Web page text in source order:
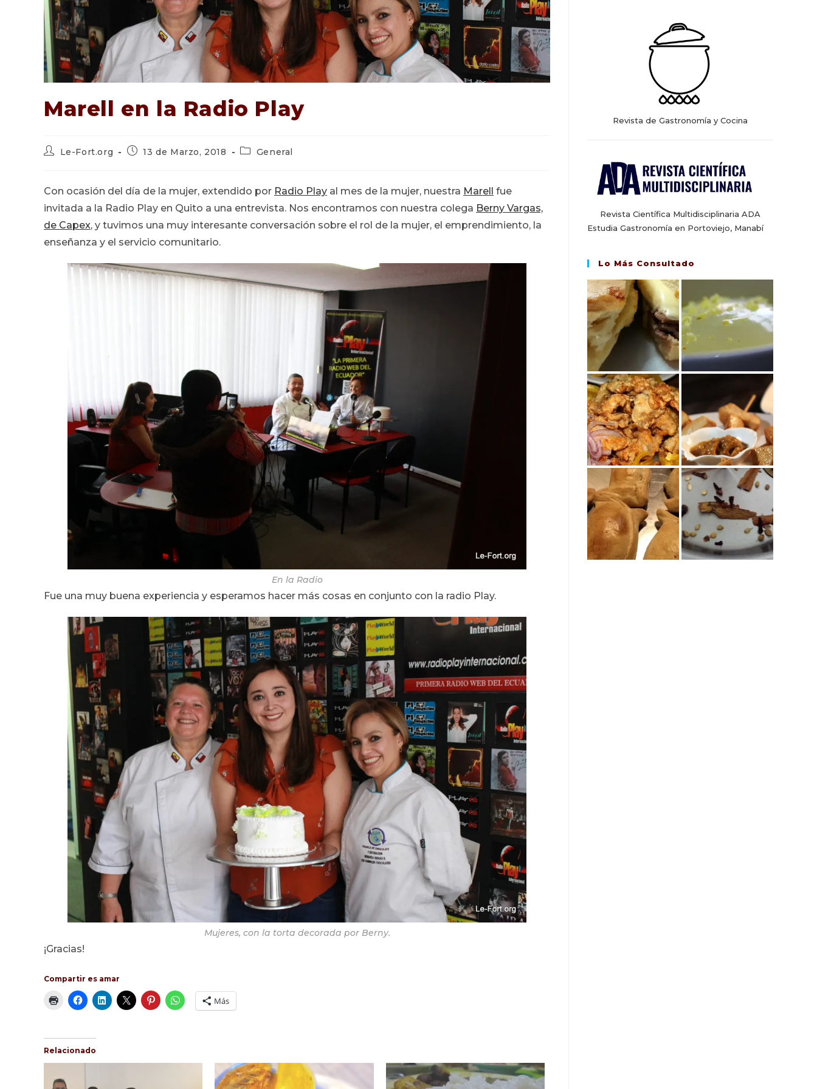
Marell en la Radio Play
Autor
entrada:
Le-Fort.org
Publicación
entrada:
13 de Marzo, 2018
Categoría
entrada:
General
Con ocasión del día de la mujer, extendido por Radio Play al mes de la mujer, nuestra Marell
fue
invitada a la Radio Play en Quito a una entrevista. Nos encontramos con nuestra colega Berny Vargas,
de Capex, y tuvimos una muy interesante conversación sobre el rol de la mujer, el emprendimiento, la
enseñanza y el servicio comunitario.
En la Radio
Fue una muy buena experiencia y esperamos hacer más cosas en conjunto con la radio Play.
Mujeres, con la torta decorada por Berny.
¡Gracias!
Compartir es amar
Más
Relacionado
Revista de Gastronomía y Cocina
Revista Científica Multidisciplinaria ADA
Estudia Gastronomía en Portoviejo, Manabí
Lo Más Consultado